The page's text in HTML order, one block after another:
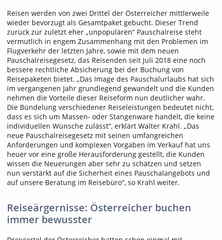
Reisen werden von zwei Drittel der Österreicher mittlerweile
wieder bevorzugt als Gesamtpaket gebucht. Dieser Trend
zurück zur zuletzt eher „unpopulären“ Pauschalreise steht
vermutlich in engem Zusammenhang mit den Problemen im
Flugverkehr der letzten Jahre, sowie mit dem neuen
Pauschalreisegesetz, das Reisenden seit Juli 2018 eine noch
bessere rechtliche Absicherung bei der Buchung von
Reisepaketen bietet. „Das Image des Pauschalurlaubs hat sich
im vergangenen Jahr grundlegend gewandelt und die Kunden
nehmen die Vorteile dieser Reiseform nun deutlicher wahr.
Die Bündelung verschiedener Reiseleistungen bedeutet nicht,
dass es sich um Massen- oder Stangenware handelt, die keine
individuellen Wünsche zulässt“, erklärt Walter Krahl. „Das
neue Pauschalreisegesetz mit seinen umfangreichen
Anforderungen und komplexen Vorgaben im Verkauf hat uns
heuer vor eine große Herausforderung gestellt, die Kunden
wissen die Neuerungen aber sehr zu schätzen und setzen
nun verstärkt auf die Sicherheit eines Pauschalangebots und
auf unsere Beratung im Reisebüro“, so Krahl weiter.
Reiseärgernisse: Österreicher buchen
immer bewusster